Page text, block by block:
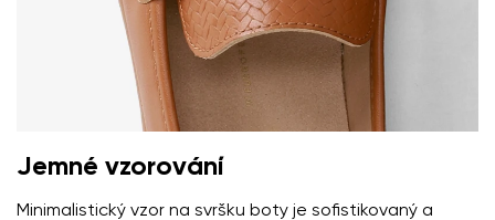
Jemné vzorování
Minimalistický vzor na svršku boty je sofistikovaný a